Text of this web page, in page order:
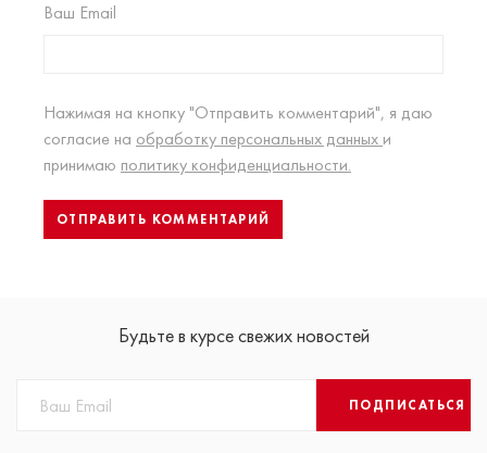
Ваш Email
Нажимая на кнопку "Отправить комментарий", я даю
согласие на обработку персональных данных и
принимаю политику конфиденциальности.
Будьте в курсе свежих новостей
ПОДПИСАТЬСЯ